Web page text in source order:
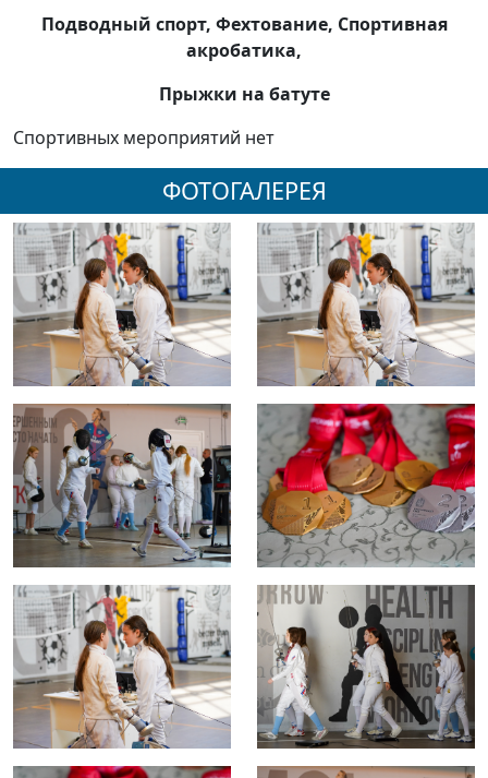
Подводный спорт, Фехтование, Спортивная
акробатика,
Прыжки на батуте
Спортивных мероприятий нет
ФОТОГАЛЕРЕЯ